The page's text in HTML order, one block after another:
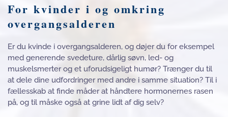
For kvinder i og omkring
overgangsalderen
Er du kvinde i overgangsalderen, og døjer du for eksempel
med generende svedeture, dårlig søvn, led- og
muskelsmerter og et uforudsigeligt humør? Trænger du til
at dele dine udfordringer med andre i samme situation? Til i
fællesskab at finde måder at håndtere hormonernes rasen
på, og til måske også at grine lidt af dig selv?